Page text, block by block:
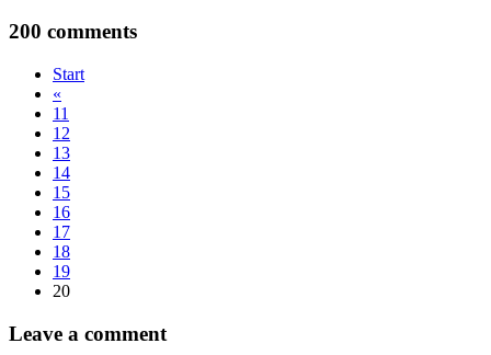
200 comments
Start
«
11
12
13
14
15
16
17
18
19
20
Leave a comment